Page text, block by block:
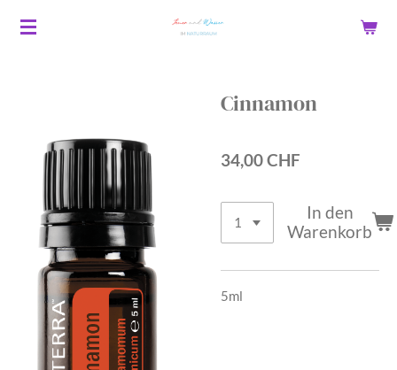
Zum
Cinnamon
34,00 CHF
In den
Warenkorb
5ml